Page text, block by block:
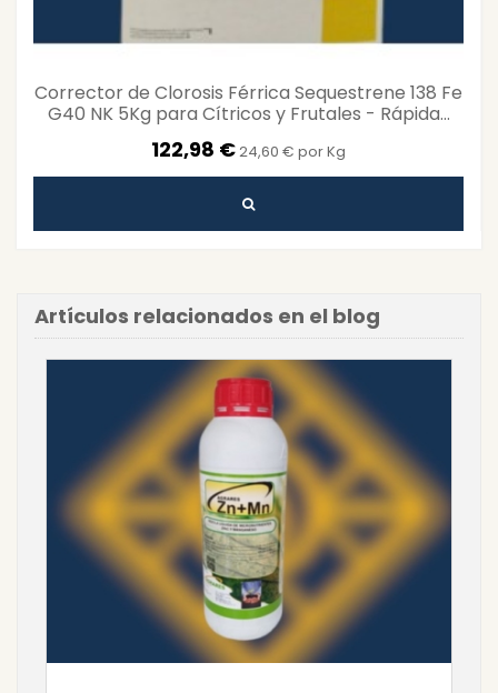
Corrector de Clorosis Férrica Sequestrene 138 Fe
G40 NK 5Kg para Cítricos y Frutales - Rápida...
122,98 €24,60 € por Kg
Artículos relacionados en el blog